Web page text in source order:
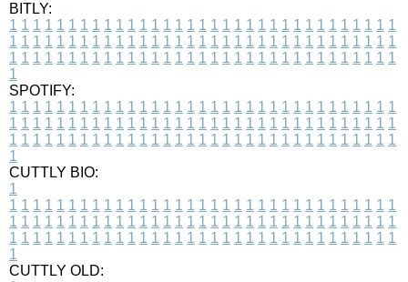
BITLY:
1 1 1 1 1 1 1 1 1 1 1 1 1 1 1 1 1 1 1 1 1 1 1 1 1 1 1 1 1 1 1 1 1
1 1 1 1 1 1 1 1 1 1 1 1 1 1 1 1 1 1 1 1 1 1 1 1 1 1 1 1 1 1 1 1 1
1 1 1 1 1 1 1 1 1 1 1 1 1 1 1 1 1 1 1 1 1 1 1 1 1 1 1 1 1 1 1 1 1
1
SPOTIFY:
1 1 1 1 1 1 1 1 1 1 1 1 1 1 1 1 1 1 1 1 1 1 1 1 1 1 1 1 1 1 1 1 1
1 1 1 1 1 1 1 1 1 1 1 1 1 1 1 1 1 1 1 1 1 1 1 1 1 1 1 1 1 1 1 1 1
1 1 1 1 1 1 1 1 1 1 1 1 1 1 1 1 1 1 1 1 1 1 1 1 1 1 1 1 1 1 1 1 1
1
CUTTLY BIO:
1
1 1 1 1 1 1 1 1 1 1 1 1 1 1 1 1 1 1 1 1 1 1 1 1 1 1 1 1 1 1 1 1 1
1 1 1 1 1 1 1 1 1 1 1 1 1 1 1 1 1 1 1 1 1 1 1 1 1 1 1 1 1 1 1 1 1
1 1 1 1 1 1 1 1 1 1 1 1 1 1 1 1 1 1 1 1 1 1 1 1 1 1 1 1 1 1 1 1 1
1
CUTTLY OLD: